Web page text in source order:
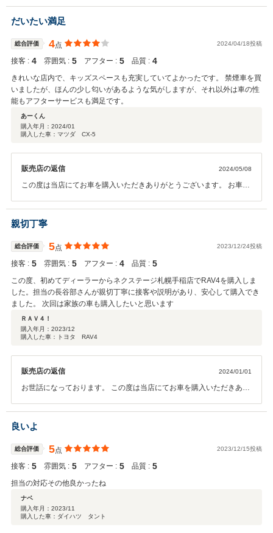
変うれしく思います。 是非ご家族の方やご友人のお車購入の際は気軽
にお声がけください。 是非またオイル交換や点検などでのご来店お待
ちしております。 今後ともよろしくお願いいたします。
だいたい満足
総合評価 4点 2024/04/18投稿
接客 : 4 雰囲気 : 5 アフター : 5 品質 : 4
きれいな店内で、キッズスペースも充実していてよかったです。 禁煙車を買
いましたが、ほんの少し匂いがあるような気がしますが、それ以外は車の性
能もアフターサービスも満足です。
あーくん
購入年月： 2024/01
購入した車：マツダ CX-5
販売店の返信 2024/05/08
この度は当店にてお車を購入いただきありがとうございます。 お車の
より満足いただけるよう今後改善に努めさせていただきます。 今後と
もよろしくお願いいたします。
親切丁寧
総合評価 5点 2023/12/24投稿
接客 : 5 雰囲気 : 5 アフター : 4 品質 : 5
この度、初めてディーラーからネクステージ札幌手稲店でRAV4を購入しま
した。担当の長谷部さんが親切丁寧に接客や説明があり、安心して購入でき
ました。 次回は家族の車も購入したいと思います
ＲＡＶ４！
購入年月： 2023/12
購入した車：トヨタ RAV4
販売店の返信 2024/01/01
お世話になっております。 この度は当店にてお車を購入いただきあり
ていただきスタッフ一同大変うれしく思います。 是非ご家族の方のお
車購入の際は気軽にお声がけください。 是非またオイル交換や点検な
どでのご来店お待ちしております。 今後ともよろしくお願いいたしま
す。
良いよ
総合評価 5点 2023/12/15投稿
接客 : 5 雰囲気 : 5 アフター : 5 品質 : 5
担当の対応その他良かったね
ナベ
購入年月： 2023/11
購入した車：ダイハツ タント